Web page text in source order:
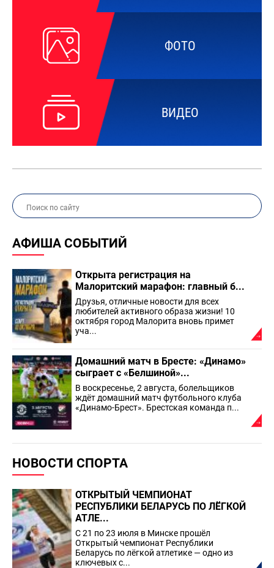
ФОТО
ВИДЕО
АФИША СОБЫТИЙ
Открыта регистрация на
Малоритский марафон: главный б...
Друзья, отличные новости для всех
любителей активного образа жизни! 10
октября город Малорита вновь примет
уча...
Домашний матч в Бресте: «Динамо»
сыграет с «Белшиной»...
В воскресенье, 2 августа, болельщиков
ждёт домашний матч футбольного клуба
«Динамо-Брест». Брестская команда п...
НОВОСТИ СПОРТА
ОТКРЫТЫЙ ЧЕМПИОНАТ
РЕСПУБЛИКИ БЕЛАРУСЬ ПО ЛЁГКОЙ
АТЛЕ...
С 21 по 23 июля в Минске прошёл
Открытый чемпионат Республики
Беларусь по лёгкой атлетике — одно из
ключевых с...